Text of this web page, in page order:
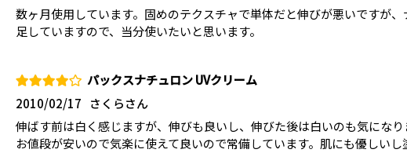
数ヶ月使用しています。固めのテクスチャで単体だと伸びが悪いですが
足していますので、当分使いたいと思います。
パックスナチュロン UVクリーム
さくらさん
2010/02/17
伸ばす前は白く感じますが、伸びも良いし、伸びた後は白いのも気にな
お値段が安いので気楽に使えて良いので常備しています。肌にも優しいし